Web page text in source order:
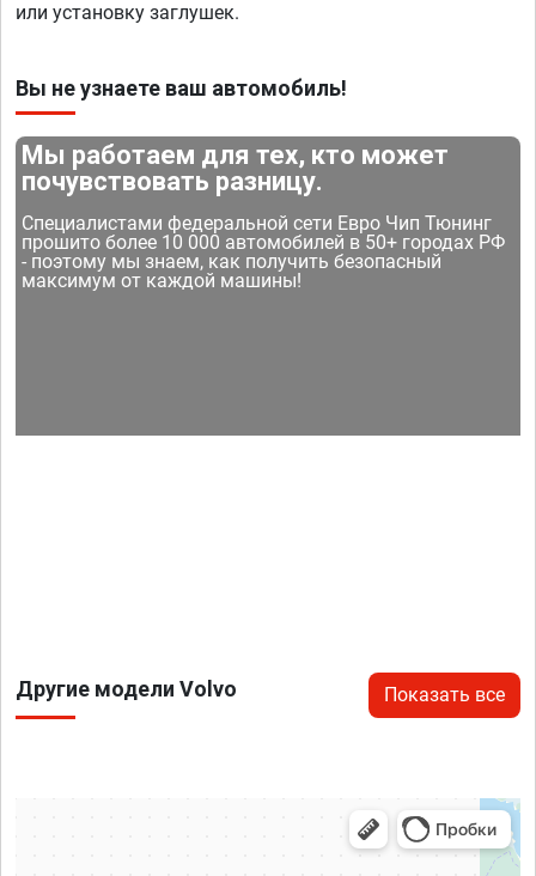
или установку заглушек.
Вы не узнаете ваш автомобиль!
Мы работаем для тех, кто может
почувствовать разницу.
Специалистами федеральной сети Евро Чип Тюнинг
прошито более 10 000 автомобилей в 50+ городах РФ
- поэтому мы знаем, как получить безопасный
максимум от каждой машины!
Другие модели Volvo Показать все